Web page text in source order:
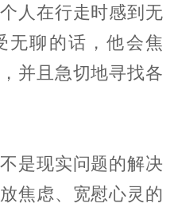
人在行走时感到无
无聊的话，他会焦
并且急切地寻找各
是现实问题的解决
焦虑、宽慰心灵的